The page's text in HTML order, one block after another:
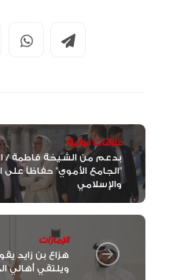
علاقات دولية
بدعم من الشيخة فاطمة /
"الجامع الأموي" حفاظاً على
والإسلامي
الإمارات
هزاع بن زايد
ويلتقي أهالي